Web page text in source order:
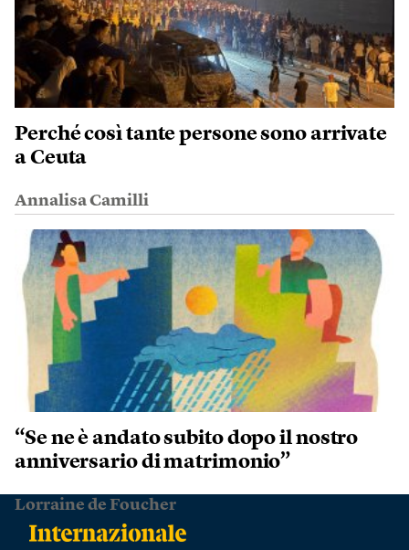
Perché così tante persone sono arrivate
a Ceuta
Annalisa Camilli
“Se ne è andato subito dopo il nostro
anniversario di matrimonio”
Lorraine de Foucher